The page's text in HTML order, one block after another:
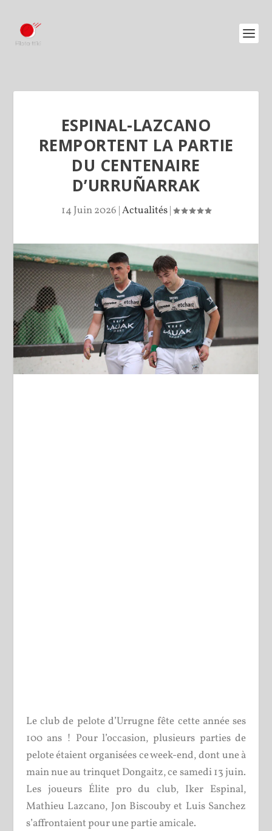
ESPINAL-LAZCANO
REMPORTENT LA PARTIE
DU CENTENAIRE
D’URRUÑARRAK
14 Juin 2026 |Actualités|
Le club de pelote d’Urrugne fête cette année ses
100 ans ! Pour l’occasion, plusieurs parties de
pelote étaient organisées ce week-end, dont une à
main nue au trinquet Dongaitz, ce samedi 13 juin.
Les joueurs Élite pro du club, Iker Espinal,
Mathieu Lazcano, Jon Biscouby et Luis Sanchez
s’affrontaient pour une partie amicale.